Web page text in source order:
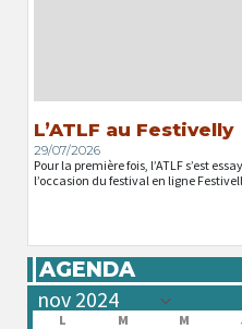
L’ATLF au Festivelly
29/07/2026
Pour la première fois, l’ATLF s’est
l’occasion du festival en ligne
AGENDA
L M M